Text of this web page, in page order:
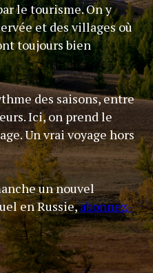
le tourisme. On y
et des villages où
toujours bien
des saisons, entre
Ici, on prend le
Un vrai voyage hors
un nouvel
en Russie,abonnez-